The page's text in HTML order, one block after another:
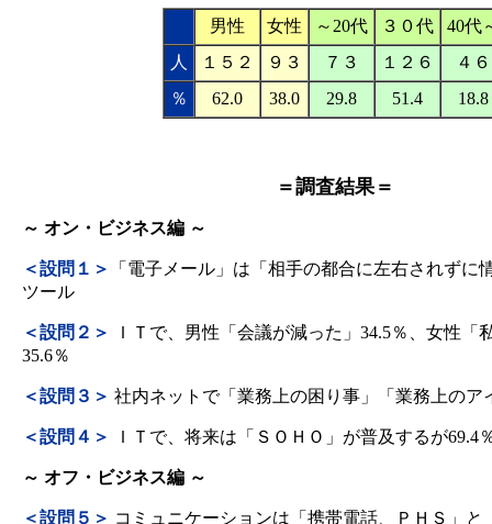
男性 女性 ～20代 ３０代
40代
人
１５２ ９３ ７３ １２６
４６
％
62.0 38.0 29.8 51.4 18.8
＝調査結果＝
～ オン・ビジネス編 ～
＜設問１＞
「電子メール」は「相手の都合に左右されずに
ツール
＜設問２＞
ＩＴで、男性「会議が減った」34.5％、女性「
35.6％
＜設問３＞ 社内ネットで「業務上の困り事」「業務上のア
＜設問４＞ ＩＴで、将来は「ＳＯＨＯ」が普及するが69.4
～ オフ・ビジネス編 ～
＜設問５＞ コミュニケーションは「携帯電話、ＰＨＳ」と